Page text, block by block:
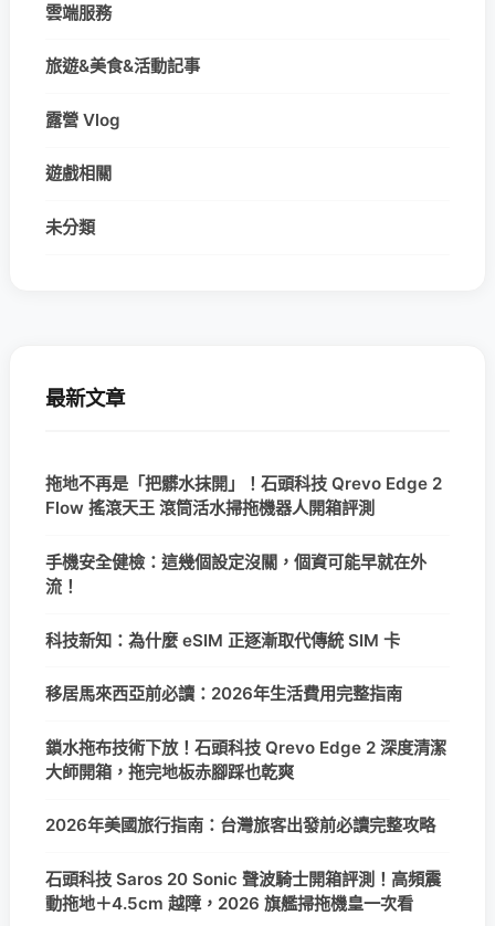
雲端服務
旅遊&美食&活動記事
露營 Vlog
遊戲相關
未分類
最新文章
拖地不再是「把髒水抹開」！石頭科技 Qrevo Edge 2
Flow 搖滾天王 滾筒活水掃拖機器人開箱評測
手機安全健檢：這幾個設定沒關，個資可能早就在外
流！
科技新知：為什麼 eSIM 正逐漸取代傳統 SIM 卡
移居馬來西亞前必讀：2026年生活費用完整指南
鎖水拖布技術下放！石頭科技 Qrevo Edge 2 深度清潔
大師開箱，拖完地板赤腳踩也乾爽
2026年美國旅行指南：台灣旅客出發前必讀完整攻略
石頭科技 Saros 20 Sonic 聲波騎士開箱評測！高頻震
動拖地＋4.5cm 越障，2026 旗艦掃拖機皇一次看